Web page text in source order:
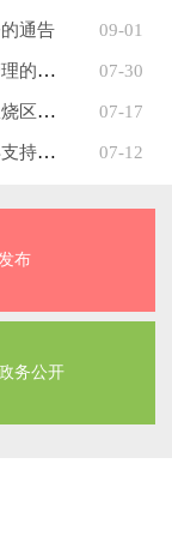
通告 09-01
告 07-30
通告 07-17
质... 07-12
布
务公开